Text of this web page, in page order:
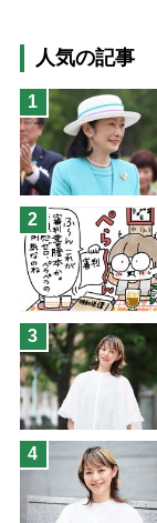
高木ブー
ケ
猫が母になつき
息子の遠距離
兄がボケました
予防法
人気の記事
1
2
3
4